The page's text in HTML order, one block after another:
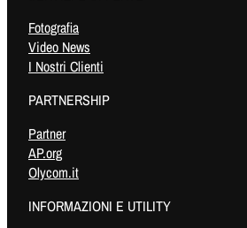
Fotografia
Video News
I Nostri Clienti
PARTNERSHIP
Partner
AP.org
Olycom.it
INFORMAZIONI E UTILITY